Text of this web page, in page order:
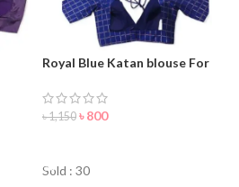
Royal Blue Katan blouse For
৳1,150 ৳800
Sold : 30